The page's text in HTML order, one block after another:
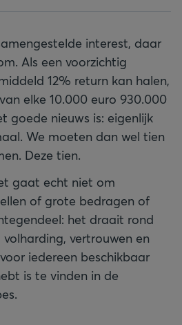
interest, daar
Als een voorzichtig
12% return kan halen,
elke 10.000 euro 930.000
goede nieuws is: eigenlijk
We moeten dan wel tien
Deze tien.
gaat echt niet om
of grote bedragen of
het draait rond
vertrouwen en
iedereen beschikbaar
is te vinden in de